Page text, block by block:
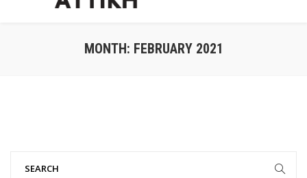
MONTH: FEBRUARY 2021